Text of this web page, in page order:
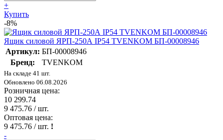
+
Купить
-8%
Ящик силовой ЯРП-250А IP54 TVENKOM БП-00008946
Артикул: БП-00008946
Бренд:
TVENKOM
На складе 41 шт.
Обновлено 06.08.2026
Розничная цена:
10 299.74
9 475.76 / шт.
Оптовая цена:
9 475.76 / шт. !
-